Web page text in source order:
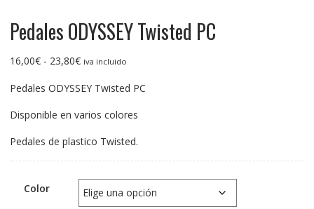
Pedales ODYSSEY Twisted PC
16,00€ - 23,80€Rango
precios:
16,00€
hasta
iva incluido
Pedales ODYSSEY Twisted PC
Disponible en varios colores
Pedales de plastico Twisted.
Color